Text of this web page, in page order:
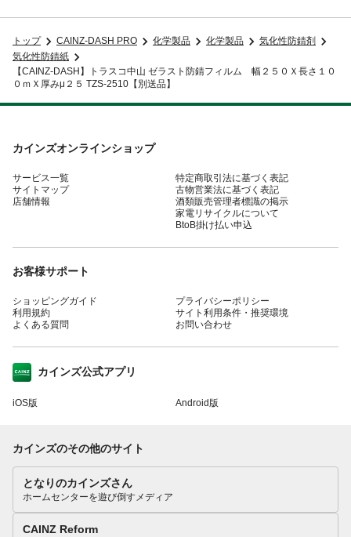
トップ CAINZ-DASH PRO 化学製品 化学製品
気化性防錆剤
気化性防錆紙
【CAINZ-DASH】トラスコ中山 ゼラスト防錆フィルム 幅２５０Ｘ長さ１０
０ｍＸ厚みμ２５ TZS-2510【別送品】
カインズオンラインショップ
サービス一覧
サイトマップ
店舗情報
特定商取引法に基づく表記
古物営業法に基づく表記
酒類販売管理者標識の掲示
家電リサイクルについて
BtoB掛け払い申込
お客様サポート
ショッピングガイド
利用規約
よくある質問
プライバシーポリシー
サイト利用条件・推奨環境
お問い合わせ
カインズ公式アプリ
iOS版 Android版
カインズのその他のサイト
となりのカインズさん
ホームセンターを遊び倒すメディア
CAINZ Reform